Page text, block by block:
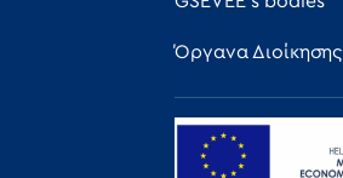
Όργανα Διοίκησης